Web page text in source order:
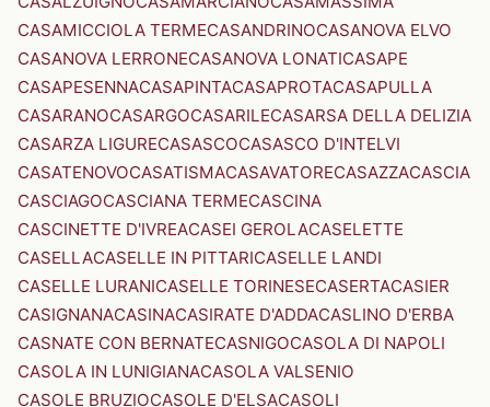
CASAMICCIOLA TERMECASANDRINOCASANOVA ELVO
CASANOVA LERRONECASANOVA LONATICASAPE
CASAPESENNACASAPINTACASAPROTACASAPULLA
CASARANOCASARGOCASARILECASARSA DELLA DELIZIA
CASARZA LIGURECASASCOCASASCO D'INTELVI
CASATENOVOCASATISMACASAVATORECASAZZACASCIA
CASCIAGOCASCIANA TERMECASCINA
CASCINETTE D'IVREACASEI GEROLACASELETTE
CASELLACASELLE IN PITTARICASELLE LANDI
CASELLE LURANICASELLE TORINESECASERTACASIER
CASIGNANACASINACASIRATE D'ADDACASLINO D'ERBA
CASNATE CON BERNATECASNIGOCASOLA DI NAPOLI
CASOLA IN LUNIGIANACASOLA VALSENIO
CASOLE BRUZIOCASOLE D'ELSACASOLI